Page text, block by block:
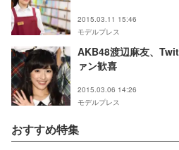
2015.03.11 15:46
モデルプレス
AKB48渡辺麻友、
ァン歓喜
2015.03.06 14:26
モデルプレス
おすすめ特集